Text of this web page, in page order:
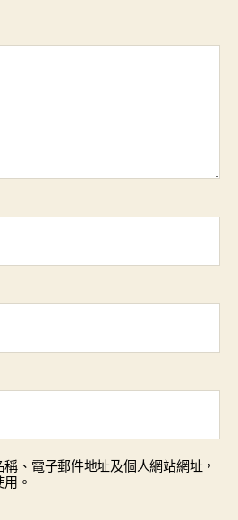
、電子郵件地址及個人網站網址，
。